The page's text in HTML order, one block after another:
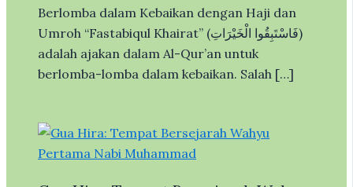
Berlomba dalam Kebaikan dengan Haji dan
Umroh “Fastabiqul Khairat” (فَاسْتَبِقُوا الْخَيْرَاتِ)
adalah ajakan dalam Al-Qur’an untuk
berlomba-lomba dalam kebaikan. Salah […]